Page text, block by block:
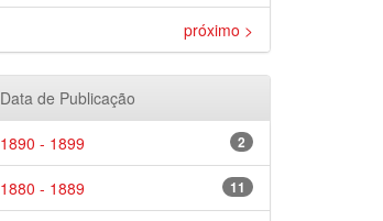
próximo >
Data de Publicação
2
1890 - 1899
11
1880 - 1889